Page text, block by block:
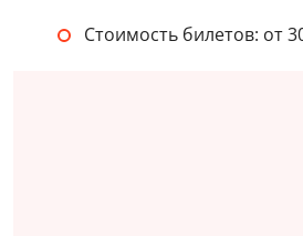
Стоимость билетов: от